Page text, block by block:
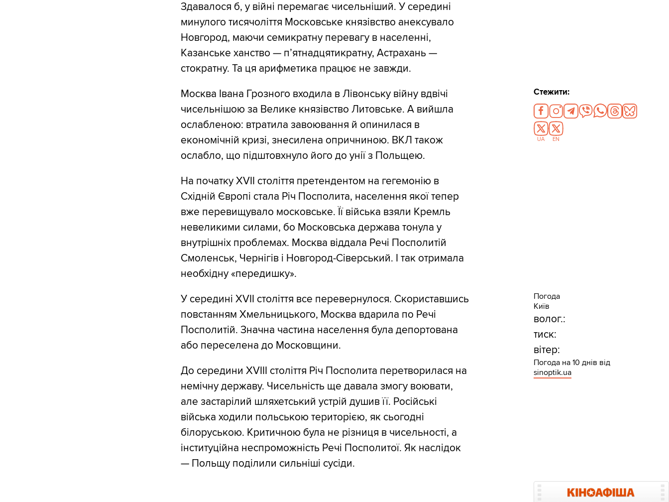
Здавалося б, у війні перемагає чисельніший. У середині
минулого тисячоліття Московське князівство анексувало
Новгород, маючи семикратну перевагу в населенні,
Казанське ханство — п’ятнадцятикратну, Астрахань —
стократну. Та ця арифметика працює не завжди.
Москва Івана Грозного входила в Лівонську війну вдвічі
чисельнішою за Велике князівство Литовське. А вийшла
ослабленою: втратила завоювання й опинилася в
економічній кризі, знесилена опричниною. ВКЛ також
ослабло, що підштовхнуло його до унії з Польщею.
На початку XVII століття претендентом на гегемонію в
Східній Європі стала Річ Посполита, населення якої тепер
вже перевищувало московське. Її війська взяли Кремль
невеликими силами, бо Московська держава тонула у
внутрішніх проблемах. Москва віддала Речі Посполитій
Смоленськ, Чернігів і Новгород-Сіверський. І так отримала
необхідну «передишку».
У середині XVII століття все перевернулося. Скориставшись
повстанням Хмельницького, Москва вдарила по Речі
Посполитій. Значна частина населення була депортована
або переселена до Московщини.
До середини XVIII століття Річ Посполита перетворилася на
немічну державу. Чисельність ще давала змогу воювати,
але застарілий шляхетський устрій душив її. Російські
війська ходили польською територією, як сьогодні
білоруською. Критичною була не різниця в чисельності, а
інституційна неспроможність Речі Посполитої. Як наслідок
— Польщу поділили сильніші сусіди.
Стежити:
UA EN
Погода
Київ
волог.:
тиск:
вітер:
Погода на 10 днів від
sinoptik.ua